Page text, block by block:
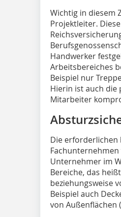
Wichtig in diesem
Projektleiter.
Handwerker
Arbeitsbereiches
Beispiel nur
Hierin ist auch die
Mitarbeiter
Die erforderlichen
Unternehmer im
Bereiche, das
beziehungsweise
Beispiel auch
von Außenflächen